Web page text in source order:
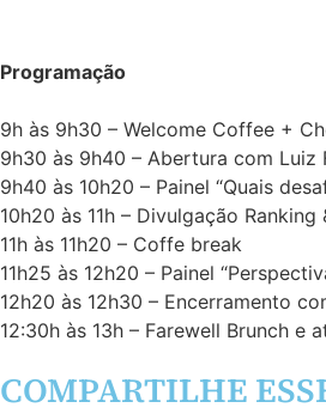
Programação
9h às 9h30 – Welcome Coffee +
9h30 às 9h40 – Abertura com Luiz
9h40 às 10h20 – Painel “Quais
10h20 às 11h – Divulgação
11h às 11h20 – Coffe break
11h25 às 12h20 – Painel
12h20 às 12h30 – Encerramento
12:30h às 13h – Farewell Brunch e
COMPARTILHE